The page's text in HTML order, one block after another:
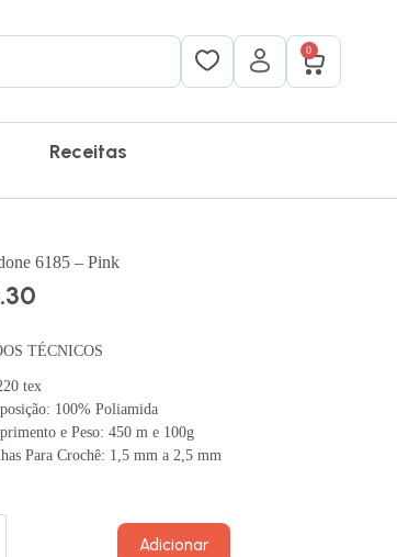
0
Receitas
6185 – Pink
TÉCNICOS
tex
100% Poliamida
e Peso: 450 m e 100g
Para Crochê: 1,5 mm a 2,5 mm
Adicionar